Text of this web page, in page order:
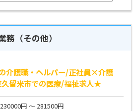
務（その他）
介護職・ヘルパー/正社員×介護
留米市での医療/福祉求人★
円 ～ 281500円